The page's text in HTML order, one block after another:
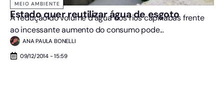
MEIO AMBIENTE
Estado quer reutilizar água de esgoto
A redução do volume d’água dos rios capixabas frente
ao incessante aumento do consumo pode...
ANA PAULA BONELLI
09/12/2014 - 15:59